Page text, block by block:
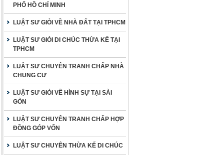
PHỐ HỒ CHÍ MINH
LUẬT SƯ GIỎI VỀ NHÀ ĐẤT TẠI TPHCM
LUẬT SƯ GIỎI DI CHÚC THỪA KẾ TẠI
TPHCM
LUẬT SƯ CHUYÊN TRANH CHẤP NHÀ
CHUNG CƯ
LUẬT SƯ GIỎI VỀ HÌNH SỰ TẠI SÀI
GÒN
LUẬT SƯ CHUYÊN TRANH CHẤP HỢP
ĐỒNG GÓP VỐN
LUẬT SƯ CHUYÊN THỪA KẾ DI CHÚC